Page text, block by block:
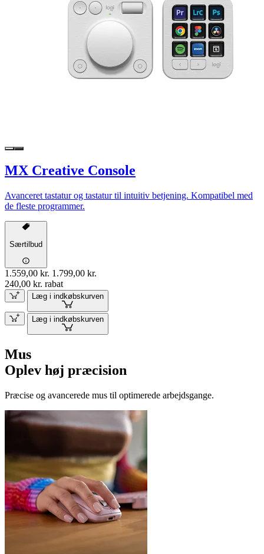
MX Creative Console
Avanceret tastatur og tastatur til intuitiv betjening. Kompatibel med
de fleste programmer.
Særtilbud
1.559,00 kr. 1.799,00 kr.
240,00 kr. rabat
Læg i indkøbskurven
Læg i indkøbskurven
Mus
Oplev høj præcision
Præcise og avancerede mus til optimerede arbejdsgange.